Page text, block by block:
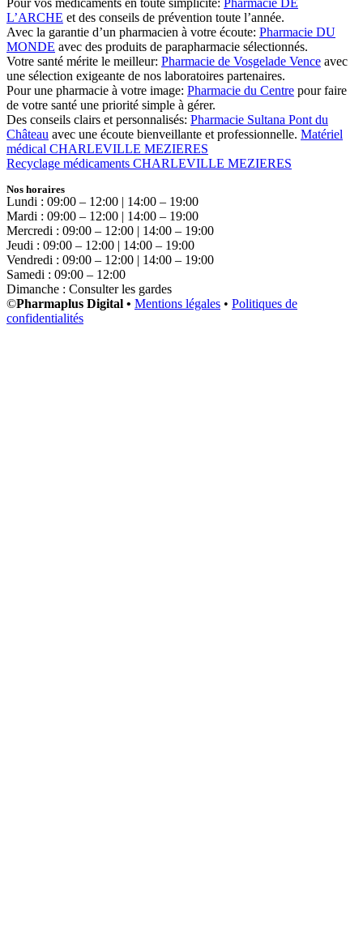
L’ARCHE et des conseils de prévention toute l’année.
Avec la garantie d’un pharmacien à votre écoute: Pharmacie DU
MONDE avec des produits de parapharmacie sélectionnés.
Votre santé mérite le meilleur: Pharmacie de Vosgelade Vence avec
une sélection exigeante de nos laboratoires partenaires.
Pour une pharmacie à votre image: Pharmacie du Centre pour faire
de votre santé une priorité simple à gérer.
Des conseils clairs et personnalisés: Pharmacie Sultana Pont du
Château avec une écoute bienveillante et professionnelle. Matériel
médical CHARLEVILLE MEZIERES
Recyclage médicaments CHARLEVILLE MEZIERES
Nos horaires
Lundi : 09:00 – 12:00 | 14:00 – 19:00
Mardi : 09:00 – 12:00 | 14:00 – 19:00
Mercredi : 09:00 – 12:00 | 14:00 – 19:00
Jeudi : 09:00 – 12:00 | 14:00 – 19:00
Vendredi : 09:00 – 12:00 | 14:00 – 19:00
Samedi : 09:00 – 12:00
Dimanche : Consulter les gardes
©Pharmaplus Digital • Mentions légales • Politiques de
confidentialités